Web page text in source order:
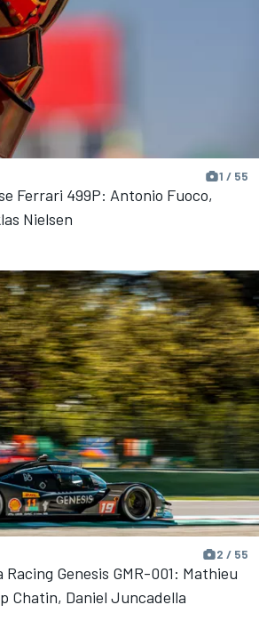
1 / 55
Ferrari 499P: Antonio Fuoco,
Nielsen
2 / 55
Racing Genesis GMR-001: Mathieu
Chatin, Daniel Juncadella